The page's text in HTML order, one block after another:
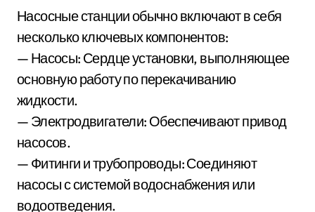
Насосные станции обычно включают в себя
несколько ключевых компонентов:
— Насосы: Сердце установки, выполняющее
основную работу по перекачиванию
жидкости.
— Электродвигатели: Обеспечивают привод
насосов.
— Фитинги и трубопроводы: Соединяют
насосы с системой водоснабжения или
водоотведения.